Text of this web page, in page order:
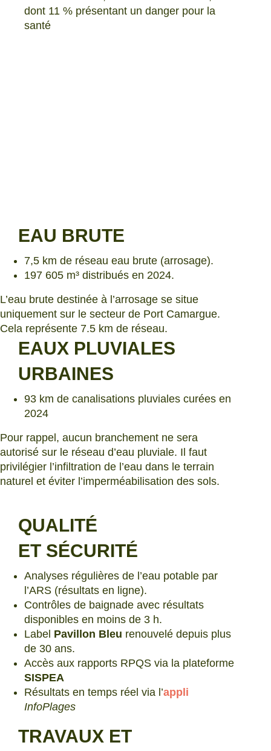
dont 11 % présentant un danger pour la
santé
EAU BRUTE
7,5 km de réseau eau brute (arrosage).
197 605 m³ distribués en 2024.
L’eau brute destinée à l’arrosage se situe
uniquement sur le secteur de Port Camargue.
Cela représente 7.5 km de réseau.
EAUX PLUVIALES
URBAINES
93 km de canalisations pluviales curées en
2024
Pour rappel, aucun branchement ne sera
autorisé sur le réseau d’eau pluviale. Il faut
privilégier l’infiltration de l’eau dans le terrain
naturel et éviter l’imperméabilisation des sols.
QUALITÉ
ET SÉCURITÉ
Analyses régulières de l’eau potable par
l’ARS (résultats en ligne).
Contrôles de baignade avec résultats
disponibles en moins de 3 h.
Label Pavillon Bleu renouvelé depuis plus
de 30 ans.
Accès aux rapports RPQS via la plateforme
SISPEA
Résultats en temps réel via l’appli
InfoPlages
TRAVAUX ET